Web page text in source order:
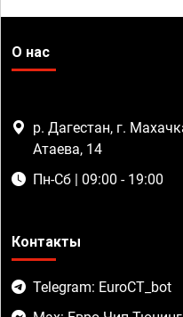
О нас
р. Дагестан, г.
Атаева, 14
Пн-Сб | 09:00 - 19:00
Контакты
Telegram: EuroCT_bot